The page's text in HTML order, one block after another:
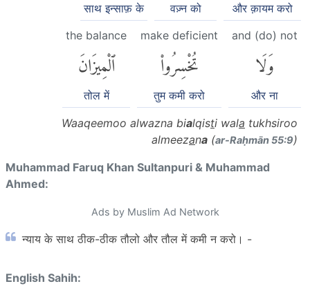
और क़ायम करो
वज़्न को
साथ इन्साफ़ के
and (do) not
وَلَا
और ना
make deficient
تُخْسِرُوا۟
तुम कमी करो
the balance
ٱلْمِيزَانَ
तोल में
Waaqeemoo alwazna bialqisti wala tukhsiroo
almeezana (ar-Raḥmān 55:9)
Muhammad Faruq Khan Sultanpuri & Muhammad
Ahmed:
Ads by Muslim Ad Network
न्याय के साथ ठीक-ठीक तौलो और तौल में कमी न करो। -
English Sahih: